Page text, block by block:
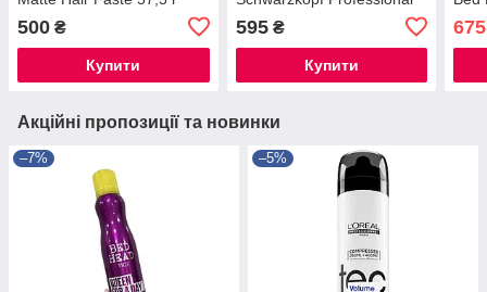
500 ₴
Купити
595₴
Купити
675
Акційні пропозиції та новинки
–7% –5%